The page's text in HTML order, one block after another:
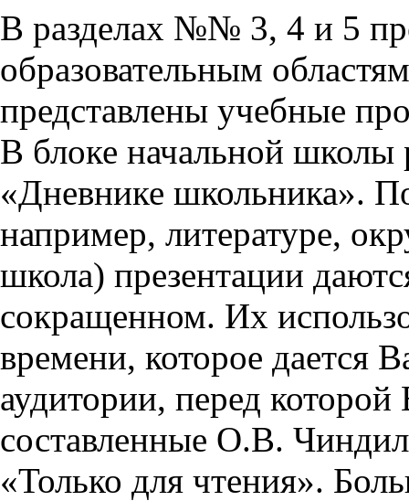
В разделах №№ 3, 4 и 5
образовательным
представлены учебные
В блоке начальной школы
«Дневнике школьника».
например, литературе,
школа) презентации
сокращенном. Их
времени, которое дается
аудитории, перед
составленные О.В.
«Только для чтения».